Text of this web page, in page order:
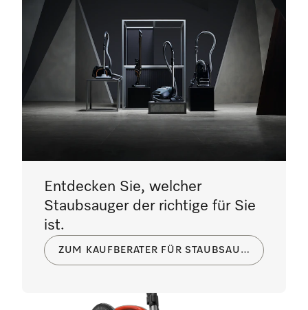
Entdecken Sie, welcher
Staubsauger der richtige für Sie
ist.
ZUM KAUFBERATER FÜR STAUBSAUGER